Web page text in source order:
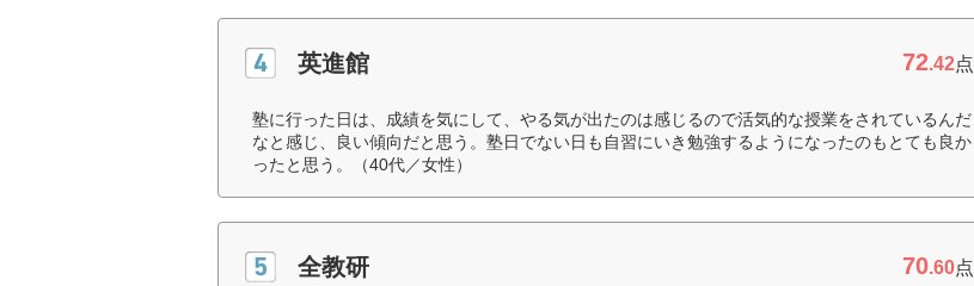
英進館 72.42点
塾に行った日は、成績を気にして、やる気が出たのは感じるので活気的な授業をされているんだ
なと感じ、良い傾向だと思う。塾日でない日も自習にいき勉強するようになったのもとても良か
ったと思う。（40代／女性）
全教研 70.60点